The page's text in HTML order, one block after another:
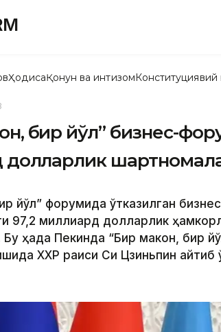
ҲодисаҚонун ва интизомКонституциявий
бир йўл” бизнес-
долларлик
йўл” форумида ўтказилган
97,2 миллиард долларлик
ҳақда Пекинда “Бир макон, бир
ХХР раиси Си Цзиньпин айтиб